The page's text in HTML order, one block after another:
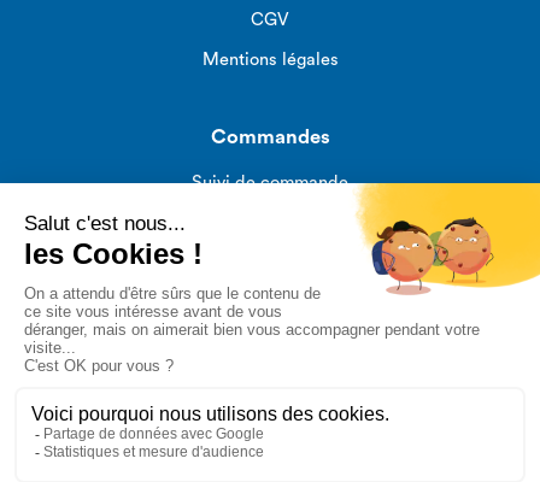
CGV
Mentions légales
Commandes
Suivi de commande